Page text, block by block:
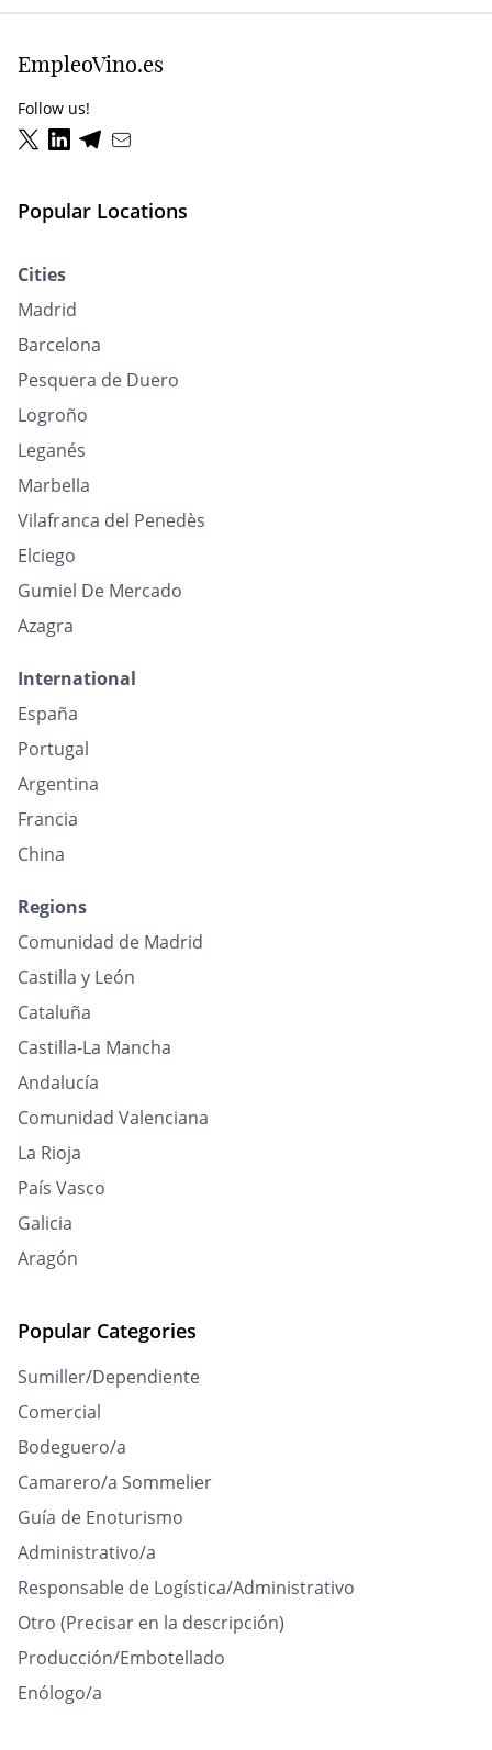
EmpleoVino.es
Follow us!
Popular Locations
Cities
Madrid
Barcelona
Pesquera de Duero
Logroño
Leganés
Marbella
Vilafranca del Penedès
Elciego
Gumiel De Mercado
Azagra
International
España
Portugal
Argentina
Francia
China
Regions
Comunidad de Madrid
Castilla y León
Cataluña
Castilla-La Mancha
Andalucía
Comunidad Valenciana
La Rioja
País Vasco
Galicia
Aragón
Popular Categories
Sumiller/Dependiente
Comercial
Bodeguero/a
Camarero/a Sommelier
Guía de Enoturismo
Administrativo/a
Responsable de Logística/Administrativo
Otro (Precisar en la descripción)
Producción/Embotellado
Enólogo/a